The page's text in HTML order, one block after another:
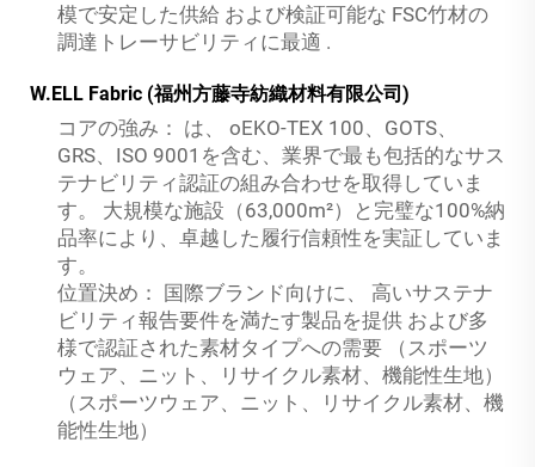
模で安定した供給 および検証可能な FSC竹材の
調達トレーサビリティに最適 .
W.ELL Fabric (福州方藤寺紡織材料有限公司)
コアの強み： は、 oEKO-TEX 100、GOTS、
GRS、ISO 9001を含む、業界で最も包括的なサス
テナビリティ認証の組み合わせを取得していま
す。 大規模な施設（63,000m²）と完璧な100%納
品率により、卓越した履行信頼性を実証していま
す。
位置決め： 国際ブランド向けに、 高いサステナ
ビリティ報告要件を満たす製品を提供 および多
様で認証された素材タイプへの需要
（スポーツ
ウェア、ニット、リサイクル素材、機能性生地）
（スポーツウェア、ニット、リサイクル素材、機
能性生地）